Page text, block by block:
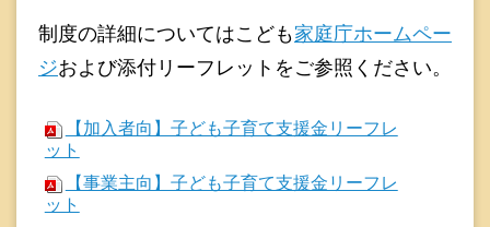
制度の詳細についてはこども家庭庁ホームペー
ジおよび添付リーフレットをご参照ください。
【加入者向】子ども子育て支援金リーフレ
ット
【事業主向】子ども子育て支援金リーフレ
ット